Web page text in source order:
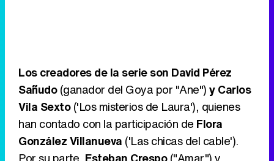
Los creadores de la serie son David Pérez
Sañudo(ganador del Goya por "Ane")y Carlos
Vila Sexto('Los misterios de Laura'), quienes
han contado con la participación de Flora
González Villanueva ('Las chicas del cable').